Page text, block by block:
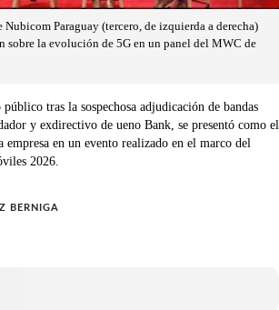
Nubicom Paraguay (tercero, de izquierda a derecha)
sobre la evolución de 5G en un panel del MWC de
tras la sospechosa adjudicación de bandas
y exdirectivo de ueno Bank, se presentó como el
en un evento realizado en el marco del
2026.
BERNIGA